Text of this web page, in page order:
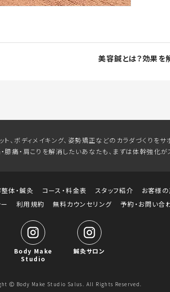
美容鍼とは？効果を
ト、ボディメイキング、姿勢矯正などのカラダづくりをサ
膝痛・肩こりを解消したいあなたも、まずは体幹強化が
体・鍼灸 コース・料金表 スタッフ紹介
お客様
利用規約 無料カウンセリング 予約・お問い合
Body Make
Studio
鍼灸サロン
Ⓒ Body Make Studio Salus. All Rights Reserved.